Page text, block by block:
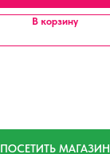
В корзину
ПОСЕТИТЬ МАГАЗИН